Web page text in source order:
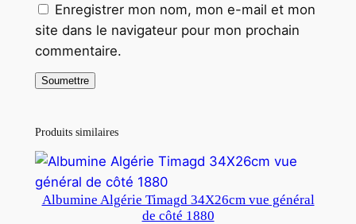
Enregistrer mon nom, mon e-mail et mon
site dans le navigateur pour mon prochain
commentaire.
Produits similaires
Albumine Algérie Timagd 34X26cm vue général
de côté 1880